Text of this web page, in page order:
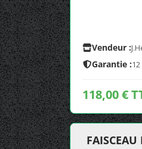
Vendeur :
Garantie :
118,00 €